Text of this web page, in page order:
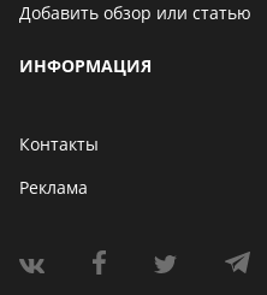
Добавить обзор или статью
ИНФОРМАЦИЯ
Контакты
Реклама